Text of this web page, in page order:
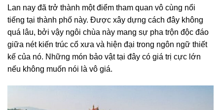
Lan nay đã trở thành một điểm tham quan vô cùng nổi
tiếng tại thành phố này. Được xây dựng cách đây không
quá lâu, bởi vậy ngôi chùa này mang sự pha trộn độc đáo
giữa nét kiến trúc cổ xưa và hiện đại trong ngôn ngữ thiết
kế của nó. Những món bảo vật tại đây có giá trị cực lớn
nếu không muốn nói là vô giá.